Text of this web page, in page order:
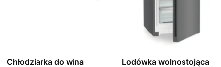
Chłodziarka do wina
Lodówka wolnostojąca